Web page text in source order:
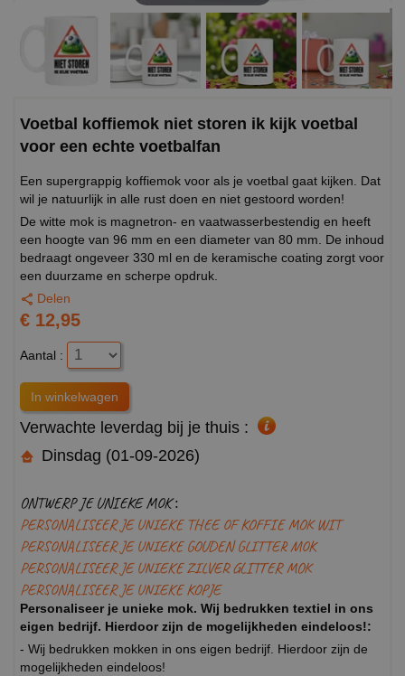
Voetbal koffiemok niet storen ik kijk voetbal
voor een echte voetbalfan
Een supergrappig koffiemok voor als je voetbal gaat kijken. Dat
wil je natuurlijk in alle rust doen en niet gestoord worden!
De witte mok is magnetron- en vaatwasserbestendig en heeft
een hoogte van 96 mm en een diameter van 80 mm. De inhoud
bedraagt ongeveer 330 ml en de keramische coating zorgt voor
een duurzame en scherpe opdruk.
Delen
€ 12,95
Aantal :
Verwachte leverdag bij je thuis :
Dinsdag (01-09-2026)
ONTWERP JE UNIEKE MOK :
PERSONALISEER JE UNIEKE THEE OF KOFFIE MOK WIT
PERSONALISEER JE UNIEKE GOUDEN GLITTER MOK
PERSONALISEER JE UNIEKE ZILVER GLITTER MOK
PERSONALISEER JE UNIEKE KOPJE
Personaliseer je unieke mok. Wij bedrukken textiel in ons
eigen bedrijf. Hierdoor zijn de mogelijkheden eindeloos!:
- Wij bedrukken mokken in ons eigen bedrijf. Hierdoor zijn de
mogelijkheden eindeloos!